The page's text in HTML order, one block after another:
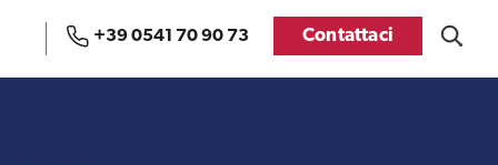
Contattaci
+39 0541 70 90 73